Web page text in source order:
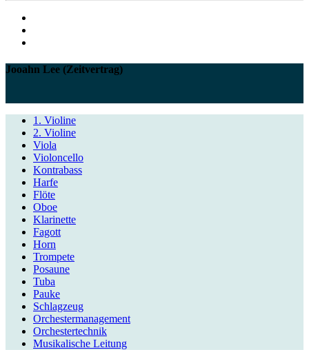
Jooahn Lee (Zeitvertrag)
1. Violine
2. Violine
Viola
Violoncello
Kontrabass
Harfe
Flöte
Oboe
Klarinette
Fagott
Horn
Trompete
Posaune
Tuba
Pauke
Schlagzeug
Orchestermanagement
Orchestertechnik
Musikalische Leitung